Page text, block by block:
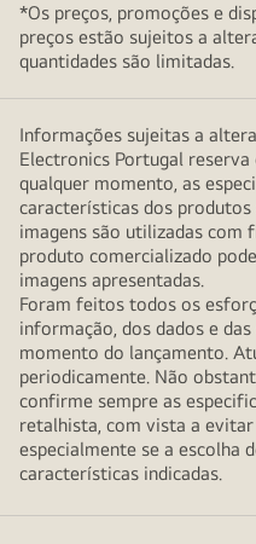
*Os preços, promoções e
preços estão sujeitos a
quantidades são limitadas.
Informações sujeitas a
Electronics Portugal
qualquer momento, as
características dos
imagens são utilizadas
produto comercializado
imagens apresentadas.
Foram feitos todos os
informação, dos dados e
momento do lançamento.
periodicamente. Não
confirme sempre as
retalhista, com vista a
especialmente se a escolha
características indicadas.